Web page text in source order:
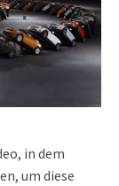
in dem
um diese